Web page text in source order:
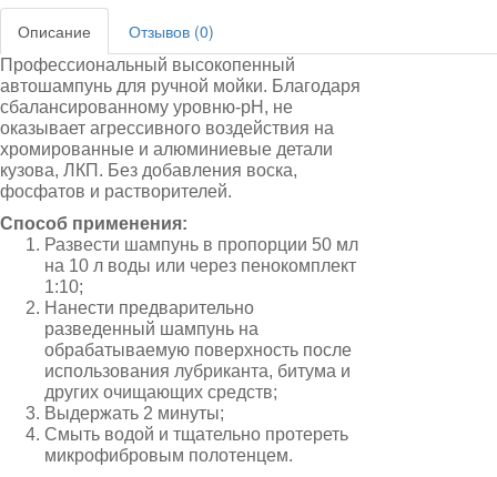
Описание Отзывов (0)
Профессиональный высокопенный
автошампунь для ручной мойки. Благодаря
сбалансированному уровню-pH, не
оказывает агрессивного воздействия на
хромированные и алюминиевые детали
кузова, ЛКП. Без добавления воска,
фосфатов и растворителей.
Способ применения:
Развести шампунь в пропорции 50 мл
на 10 л воды или через пенокомплект
1:10;
Нанести предварительно
разведенный шампунь на
обрабатываемую поверхность после
использования лубриканта, битума и
других очищающих средств;
Выдержать 2 минуты;
Смыть водой и тщательно протереть
микрофибровым полотенцем.